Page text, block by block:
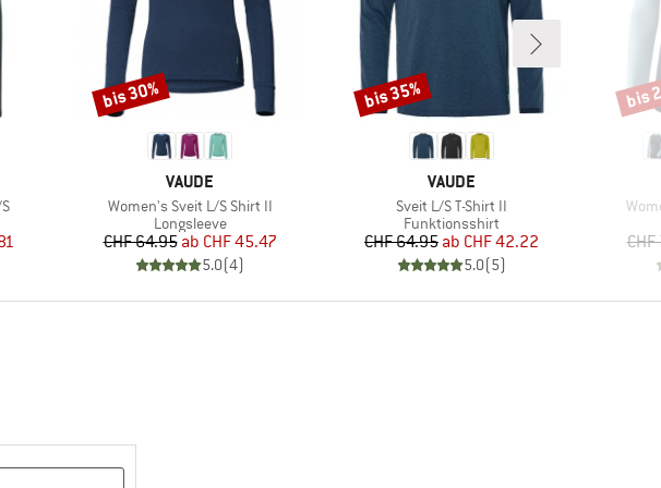
MARKE
VAUDE
Artikel
Women's Sveit L/S Shirt II
Produktgruppe
Longsleeve
Preis
CHF 64.95 reduzierter Preis
ab CHF 45.47
5.0(4)
Rabatt
bis 30%
MARKE
VAUDE
Artikel
Sveit L/S T-Shirt II
Produktgruppe
Funktionsshirt
Preis
CHF 64.95 reduzierter Preis
ab CHF 42.22
5.0(5)
Rabatt
bis 35% bis